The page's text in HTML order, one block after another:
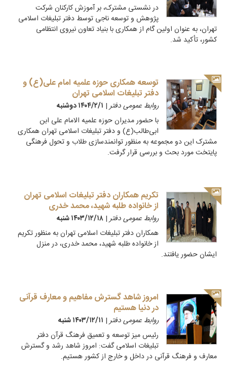
در نشستی مشترک، بر آموزش کارکنان شرکت
پژوهش و توسعه ناجی توسط دفتر تبلیغات اسلامی
تهران، به عنوان اولین گام از همکاری با بنیاد تعاون نیروی انتظامی
کشور، تأکید شد.
توسعه همکاری حوزه علمیه امام علی(ع) و
دفتر تبلیغات اسلامی تهران
روابط عمومی دفتر| ۱۴۰۴/۲/۱ دوشنبه
با حضور مدیران حوزه علمیه الامام علی ابن
ابی‌طالب(ع) و دفتر تبلیغات اسلامی تهران همکاری
مشترک این دو مجموعه به منظور توانمندسازی طلاب و تحول فرهنگی
پایتخت مورد بحث و بررسی قرار گرفت.
تکریم همکاران دفتر تبلیغات اسلامی تهران
از خانواده طلبه شهید، محمد خدری
روابط عمومی دفتر| ۱۴۰۳/۱۲/۱۸ شنبه
همکاران دفتر تبلیغات اسلامی تهران به منظور تکریم
از خانواده طلبه شهید، محمد خدری، در منزل
ایشان حضور یافتند.
امروز شاهد گسترش مفاهیم و معارف قرآنی
در دنیا هستیم
روابط عمومی دفتر| ۱۴۰۳/۱۲/۱۱ شنبه
رئیس میز توسعه و تعمیق فرهنگ قرآن دفتر
تبلیغات اسلامی گفت: امروز شاهد رشد و گسترش
معارف و فرهنگ قرآنی در داخل و خارج از کشور هستیم.